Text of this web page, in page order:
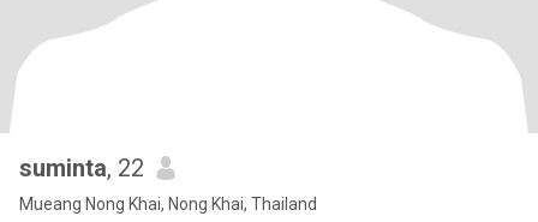
suminta, 22
Mueang Nong Khai, Nong Khai, Thailand